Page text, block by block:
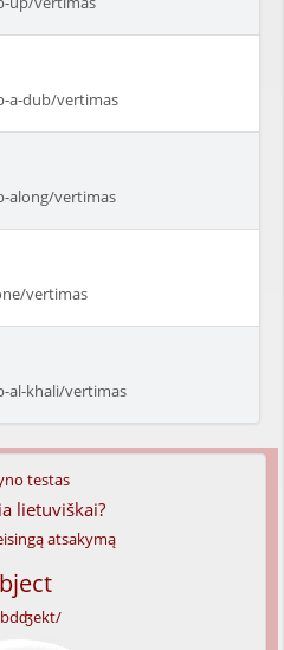
a-dub/vertimas
along/vertimas
vertimas
al-khali/vertimas
testas
lietuviškai?
atsakymą